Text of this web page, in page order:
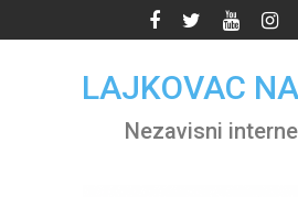
to
LAJKOVAC
Nezavisni